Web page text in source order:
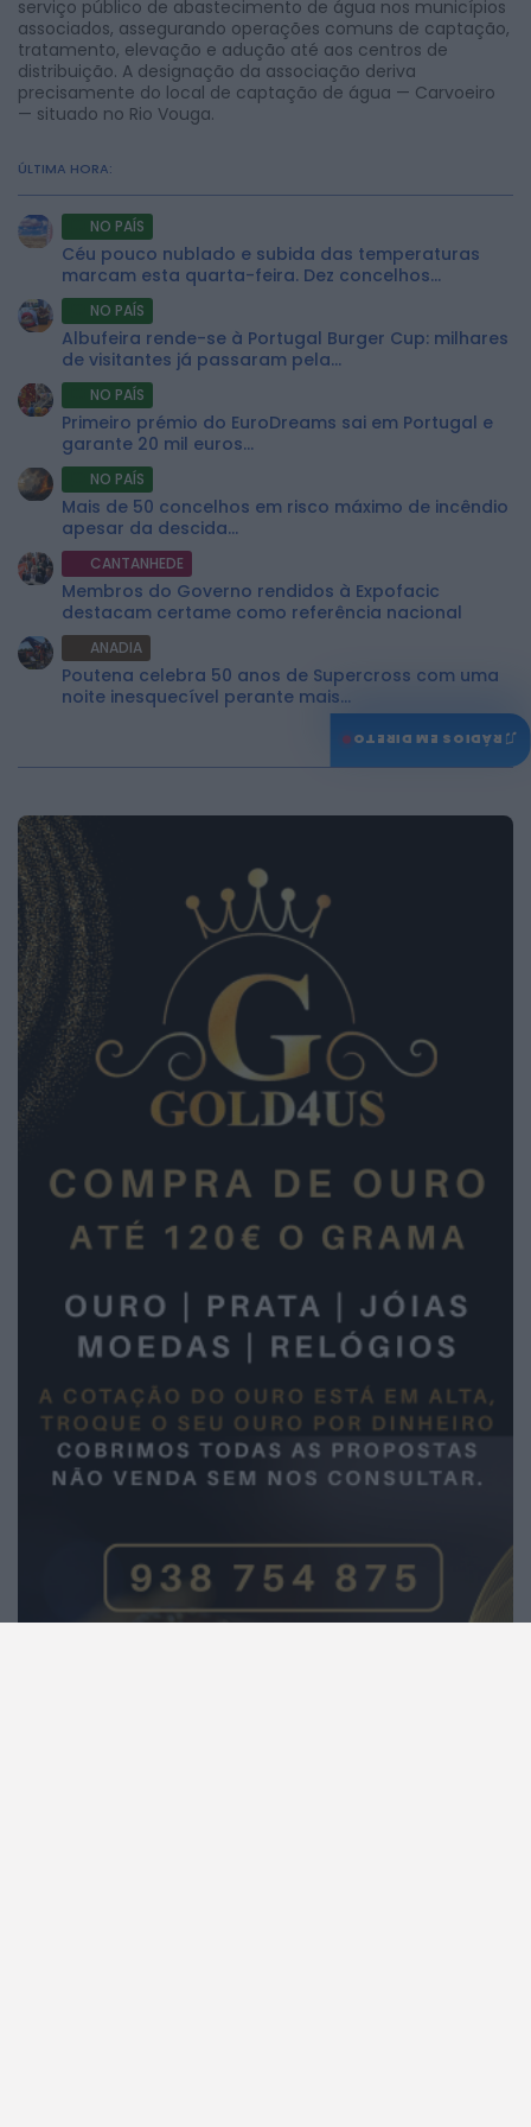
2026 Diário da Bairrada. Todos os direitos
reservados
serviço público de abastecimento de água nos municípios
associados, assegurando operações comuns de captação,
tratamento, elevação e adução até aos centros de
distribuição. A designação da associação deriva
precisamente do local de captação de água — Carvoeiro
— situado no Rio Vouga.
ÚLTIMA HORA:
NO PAÍS
Céu pouco nublado e subida das temperaturas
marcam esta quarta-feira. Dez concelhos...
NO PAÍS
Albufeira rende-se à Portugal Burger Cup: milhares
de visitantes já passaram pela...
NO PAÍS
Primeiro prémio do EuroDreams sai em Portugal e
garante 20 mil euros...
NO PAÍS
Mais de 50 concelhos em risco máximo de incêndio
apesar da descida...
CANTANHEDE
Membros do Governo rendidos à Expofacic
destacam certame como referência nacional
ANADIA
Poutena celebra 50 anos de Supercross com uma
noite inesquecível perante mais...
♫
RÁDIOS EM DIRETO